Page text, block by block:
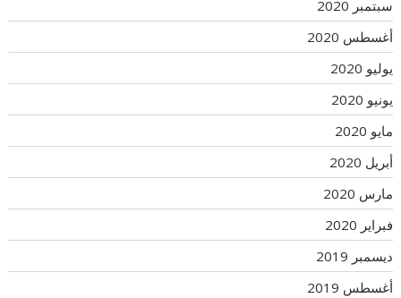
سبتمبر 2020
أغسطس 2020
يوليو 2020
يونيو 2020
مايو 2020
أبريل 2020
مارس 2020
فبراير 2020
ديسمبر 2019
أغسطس 2019